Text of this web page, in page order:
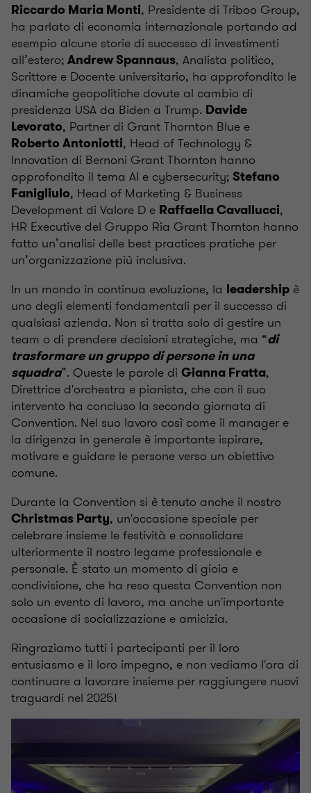
Riccardo Maria Monti, Presidente di Triboo Group,
ha parlato di economia internazionale portando ad
esempio alcune storie di successo di investimenti
all’estero; Andrew Spannaus, Analista politico,
Scrittore e Docente universitario, ha approfondito le
dinamiche geopolitiche dovute al cambio di
presidenza USA da Biden a Trump. Davide
Levorato, Partner di Grant Thornton Blue e
Roberto Antoniotti, Head of Technology &
Innovation di Bernoni Grant Thornton hanno
approfondito il tema AI e cybersecurity; Stefano
Fanigliulo, Head of Marketing & Business
Development di Valore D e Raffaella Cavallucci,
HR Executive del Gruppo Ria Grant Thornton hanno
fatto un’analisi delle best practices pratiche per
un’organizzazione più inclusiva.
In un mondo in continua evoluzione, la leadership è
uno degli elementi fondamentali per il successo di
qualsiasi azienda. Non si tratta solo di gestire un
team o di prendere decisioni strategiche, ma “di
trasformare un gruppo di persone in una
squadra”. Queste le parole di Gianna Fratta,
Direttrice d'orchestra e pianista, che con il suo
intervento ha concluso la seconda giornata di
Convention. Nel suo lavoro così come il manager e
la dirigenza in generale è importante ispirare,
motivare e guidare le persone verso un obiettivo
comune.
Durante la Convention si è tenuto anche il nostro
Christmas Party, un'occasione speciale per
celebrare insieme le festività e consolidare
ulteriormente il nostro legame professionale e
personale. È stato un momento di gioia e
condivisione, che ha reso questa Convention non
solo un evento di lavoro, ma anche un'importante
occasione di socializzazione e amicizia.
Ringraziamo tutti i partecipanti per il loro
entusiasmo e il loro impegno, e non vediamo l'ora di
continuare a lavorare insieme per raggiungere nuovi
traguardi nel 2025!